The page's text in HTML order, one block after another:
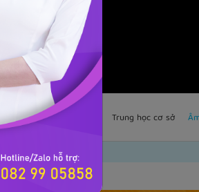
TOEIC IELTS Trung học cơ sở